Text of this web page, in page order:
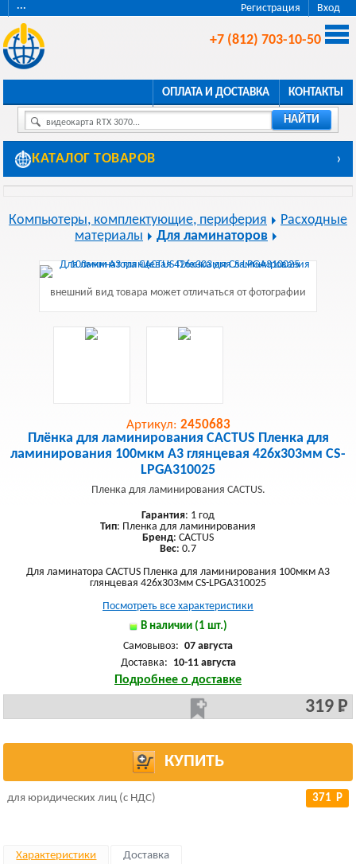
Регистрация Вход
···
+7 (812) 703-10-50
ОПЛАТА И ДОСТАВКА КОНТАКТЫ
видеокарта RTX 3070... НАЙТИ
КАТАЛОГ ТОВАРОВ ›
Компьютеры, комплектующие, периферия
Расходные
материалы
Для ламинаторов
внешний вид товара может отличаться от фотографии
Артикул: 2450683
Плёнка для ламинирования CACTUS Пленка для
ламинирования 100мкм A3 глянцевая 426x303мм CS-
LPGA310025
Пленка для ламинирования CACTUS.
Гарантия: 1 год
Тип: Пленка для ламинирования
Бренд: CACTUS
Вес: 0.7
Для ламинатора CACTUS Пленка для ламинирования 100мкм A3
глянцевая 426x303мм CS-LPGA310025
Посмотреть все характеристики
В наличии (1 шт.)
Самовывоз: 07 августа
Доставка: 10-11 августа
Подробнее о доставке
319 Р
КУПИТЬ
для юридических лиц (с НДС) 371 Р
Характеристики Доставка